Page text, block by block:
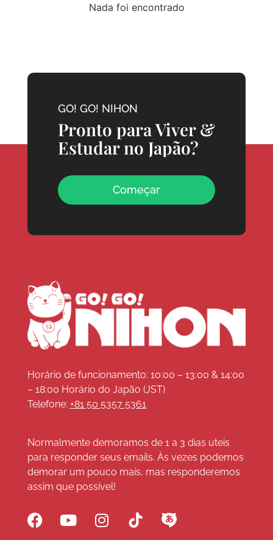
Nada foi encontrado
GO! GO! NIHON
Pronto para Viver &
Estudar no Japão?
Começar
Horário de funcionamento: 10:00 – 13:00 & 14:00
– 18:00 Horário do Japão (JST)
Telefone: +81 50 5357 5361
Normalmente demoramos de 1 a 3 dias uteis
para responder seus emails. Às vezes podemos
demorar um pouco mais, mas responderemos
assim que possível!